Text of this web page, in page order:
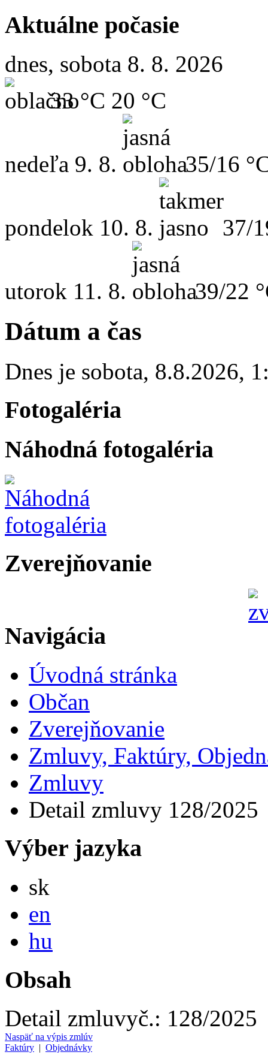
Aktuálne počasie
dnes, sobota 8. 8. 2026
33 °C 20 °C
nedeľa 9. 8. 35/16
pondelok 10. 8. 37/
utorok 11. 8. 39/22
Dátum a čas
Dnes je sobota, 8.8.2026,
Fotogaléria
Náhodná fotogaléria
Zverejňovanie
Navigácia
Úvodná stránka
Občan
Zverejňovanie
Zmluvy, Faktúry,
Zmluvy
Detail zmluvy 128/2025
Výber jazyka
sk
en
hu
Obsah
Detail zmluvyč.: 128/2025
Naspäť na výpis zmlúv
Faktúry
Objednávky